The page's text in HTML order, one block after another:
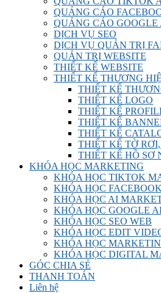
QUẢNG CÁO
QUẢNG CÁO GOOGLE
DỊCH VỤ SEO
DỊCH VỤ QUẢN TRỊ
QUẢN TRỊ WEBSITE
THIẾT KẾ WEBSITE
THIẾT KẾ THƯƠNG
THIẾT KẾ
THIẾT KẾ LOGO
THIẾT KẾ
THIẾT KẾ
THIẾT KẾ
THIẾT KẾ TỜ
THIẾT KẾ HỒ SƠ
KHÓA HỌC MARKETING
KHÓA HỌC TIKTOK
KHÓA HỌC
KHÓA HỌC AI
KHÓA HỌC GOOGLE
KHÓA HỌC SEO WEB
KHÓA HỌC EDIT
KHÓA HỌC
KHÓA HỌC DIGITAL
GÓC CHIA SẺ
THANH TOÁN
Liên hệ